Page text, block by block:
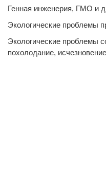
Генная инженерия, ГМО и
Экологические проблемы
Экологические проблемы
похолодание,